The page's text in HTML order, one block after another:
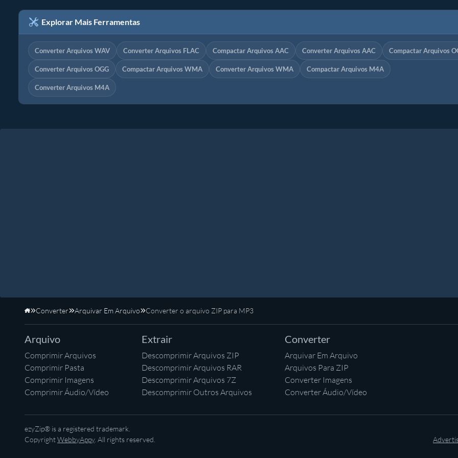
Explorar Mais Ferramentas
Converter Arquivos WAV Converter Arquivos FLAC Compactar Arquivos AAC Converter Arquivos AAC Compactar Arquivos
Converter Arquivos OGG Compactar Arquivos WMA Converter Arquivos WMA Compactar Arquivos M4A
Converter Arquivos M4A
Início
Converter Arquivar Em Arquivo Converter o arquivo ZIP para MP3
Arquivo
Comprimir Arquivos
Comprimir Pasta
Comprimir Imagens
Comprimir Áudio/Vídeo
Extrair
Descomprimir Arquivos ZIP
Descomprimir Arquivos RAR
Descomprimir Arquivos 7Z
Descomprimir Outros Arquivos
Converter
Arquivar Em Arquivo
Arquivos Para ZIP
Converter Imagens
Converter Áudio/Vídeo
ezyZip® is a registered trademark.
CopyrightWebbyAppy. All rights reserved.